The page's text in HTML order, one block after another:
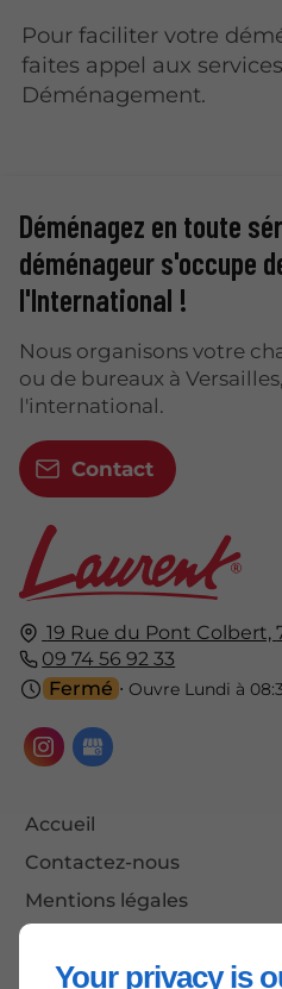
Your privacy is
Pour faciliter votre
faites appel aux
Déménagement.
19 Rue du Pont Colbert,
09 74 56 92 33
Fermé ⋅ Ouvre Lundi à
Accueil
Contactez-nous
Mentions légales
Déménagez en toute
déménageur s'occupe
l'International !
Nous organisons votre
ou de bureaux à
l'international.
Contact